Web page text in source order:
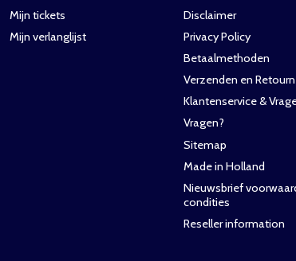
Mijn tickets
Mijn verlanglijst
Disclaimer
Privacy Policy
Betaalmethoden
Verzenden en
Klantenservice &
Vragen?
Sitemap
Made in Holland
Nieuwsbrief
condities
Reseller information